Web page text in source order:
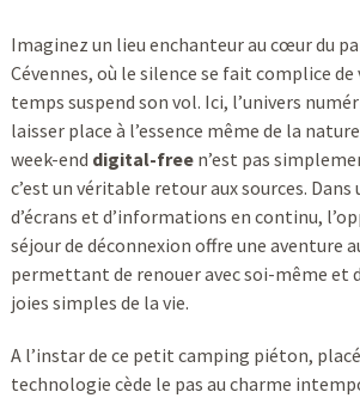
Imaginez un lieu enchanteur au cœur du
Cévennes, où le silence se fait complice
temps suspend son vol. Ici, l’univers
laisser place à l’essence même de la
week-end digital-freen’est pas
c’est un véritable retour aux sources.
d’écrans et d’informations en continu,
séjour de déconnexion offre une aventure
permettant de renouer avec soi-même et
joies simples de la vie.
A l’instar de ce petit camping piéton,
technologie cède le pas au charme